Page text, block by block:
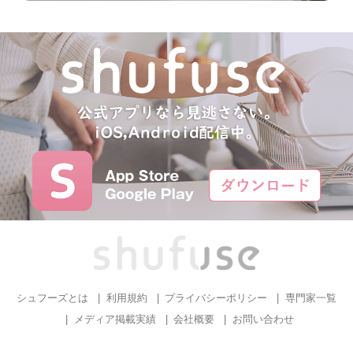
シュフーズとは 利用規約 プライバシーポリシー
専門家一覧
メディア掲載実績
会社概要 お問い合わせ